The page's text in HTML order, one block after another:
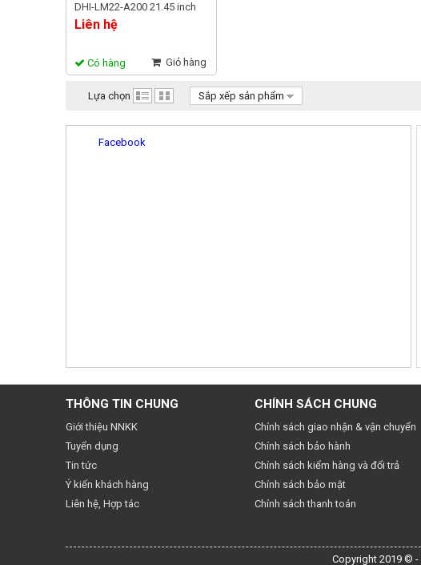
DHI-LM22-A200 21.45 inch
Full HD tấm nền VA
Liên hệ
Có hàng Giỏ hàng
Lựa chọn Sắp xếp sản phẩm
Facebook
THÔNG TIN CHUNG
Giới thiệu NNKK
Tuyển dụng
Tin tức
Ý kiến khách hàng
Liên hệ, Hợp tác
CHÍNH SÁCH CHUNG
Chính sách giao nhận & vận chuyển
Chính sách bảo hành
Chính sách kiểm hàng và đổi trả
Chính sách bảo mật
Chính sách thanh toán
Copyright 2019 © -